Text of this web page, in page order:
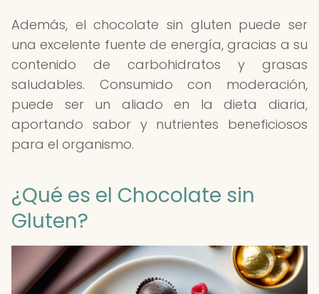
Además, el chocolate sin gluten puede ser
una excelente fuente de energía, gracias a su
contenido de carbohidratos y grasas
saludables. Consumido con moderación,
puede ser un aliado en la dieta diaria,
aportando sabor y nutrientes beneficiosos
para el organismo.
¿Qué es el Chocolate sin
Gluten?